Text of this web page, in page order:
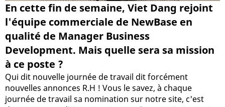
En cette fin de semaine, Viet Dang rejoint
l'équipe commerciale de NewBase en
qualité de Manager Business
Development. Mais quelle sera sa mission
à ce poste ?
Qui dit nouvelle journée de travail dit forcément
nouvelles annonces R.H ! Vous le savez, à chaque
journée de travail sa nomination sur notre site, c'est